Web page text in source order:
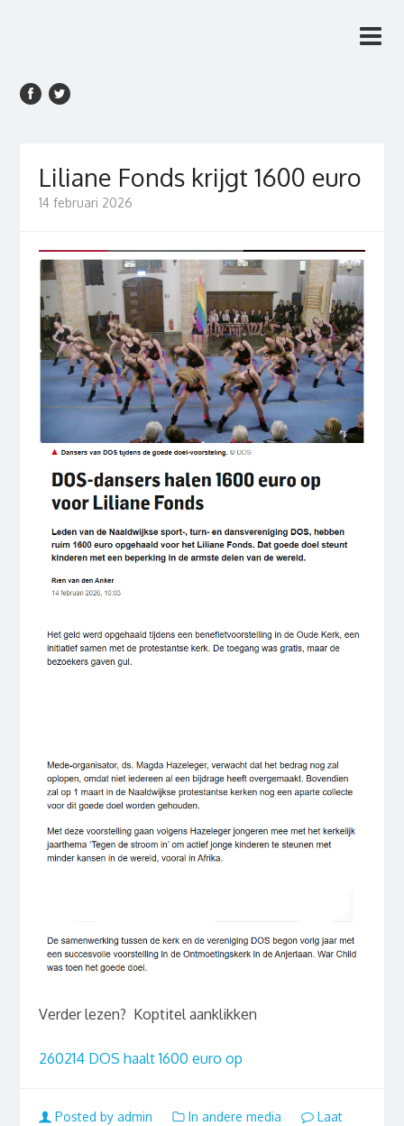
Liliane Fonds krijgt 1600 euro
14 februari 2026
Verder lezen? Koptitel aanklikken
260214 DOS haalt 1600 euro op
Posted by admin In andere media
Laat